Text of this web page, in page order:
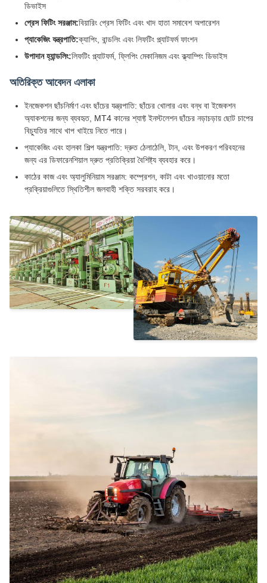
ডিভাইস
প্রেস ফিটিং সরঞ্জাম:বিয়ারিং প্রেস ফিটিং এবং খাদ হাতা সমাবেশ অপারেশন
প্যাকেজিং যন্ত্রপাতি:ক্যাপিং, বান্ডলিং এবং লিফটিং প্ল্যাটফর্ম ফাংশন
উপাদান হ্যান্ডলিং:লিফটিং প্ল্যাটফর্ম, ফ্লিপিং মেকানিজম এবং ক্ল্যাম্পিং ডিভাইস
অতিরিক্ত আবেদন এলাকা
ইনজেকশন ছাঁচনির্মাণ এবং ছাঁচের যন্ত্রপাতি: ছাঁচের খোলার এবং বন্ধ বা ইজেকশন
অ্যাকশনের জন্য ব্যবহৃত, MT4 কানের শ্যাফ্ট ইনস্টলেশন ছাঁচের নড়াচড়ায় ছোট চাপের
বিচ্যুতির সাথে খাপ খাইয়ে নিতে পারে।
প্যাকেজিং এবং হালকা শিল্প যন্ত্রপাতি: দ্রুত ঠেলাঠেলি, টান, এবং উপকরণ পরিবহনের
জন্য এর ডিফারেনশিয়াল দ্রুত প্রতিক্রিয়া বৈশিষ্ট্য ব্যবহার করে।
কাঠের কাজ এবং অ্যালুমিনিয়াম সরঞ্জাম: কম্প্রেশন, কাটা এবং খাওয়ানোর মতো
প্রক্রিয়াগুলিতে স্থিতিশীল জলবাহী শক্তি সরবরাহ করে।